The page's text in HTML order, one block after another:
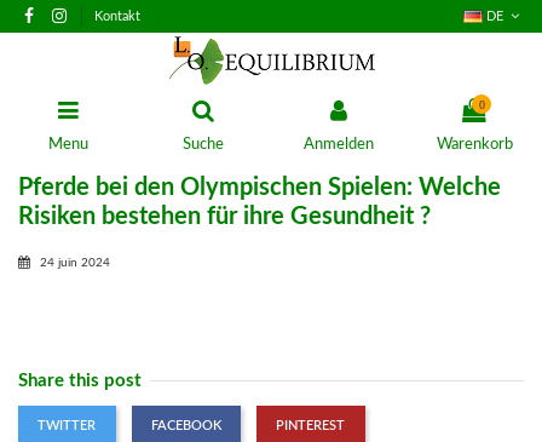
Kontakt DE
Menu Suche Anmelden
0
Warenkorb
Pferde bei den Olympischen Spielen: Welche
Risiken bestehen für ihre Gesundheit ?
24 juin 2024
Share this post
TWITTER FACEBOOK PINTEREST